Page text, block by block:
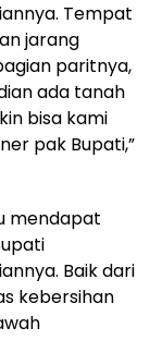
Tempat
jarang
paritnya,
ada tanah
bisa kami
pak Bupati,”
mendapat
Baik dari
kebersihan